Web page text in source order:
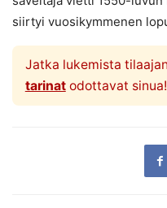
siirtyi vuosikymmenen
Jatka lukemista
tarinatodottavat sinua!